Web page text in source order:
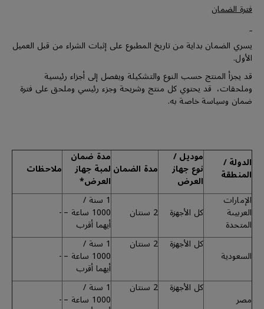
فترة الضمان
يسري الضمان بداية من تاريخ المطبوع على إثبات الشراء من قبل العميل
الأول.
قد يجزأ المنتج حسب النوع والتشكيلة ويفصل إلى أجزاء رئيسية
وملحقات، قد يحتوي كل منتج وشريحة وجزء رئيسي وملحق على فترة
ضمان وسياسة خاصة به.
الدولة /
المنطقة
موديل /
نوع جهاز
العرض
مدة الضمان
مدة ضمان
لمبة جهاز
العرض*
ملاحظات
الإمارات
العربيىة
المتحدة
كل الأجهزة 2 سنتان
1 سنة /
1000 ساعة –
أيهما أقرب
-
السعودية
كل الأجهزة 2 سنتان 1 سنة /
1000 ساعة –
أيهما أقرب
-
مصر
كل الأجهزة 2 سنتان 1 سنة /
1000 ساعة –-